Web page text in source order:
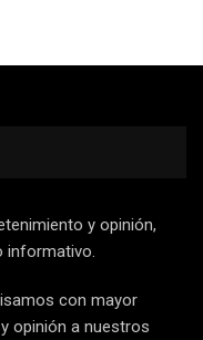
y opinión,
informativo.
con mayor
opinión a nuestros